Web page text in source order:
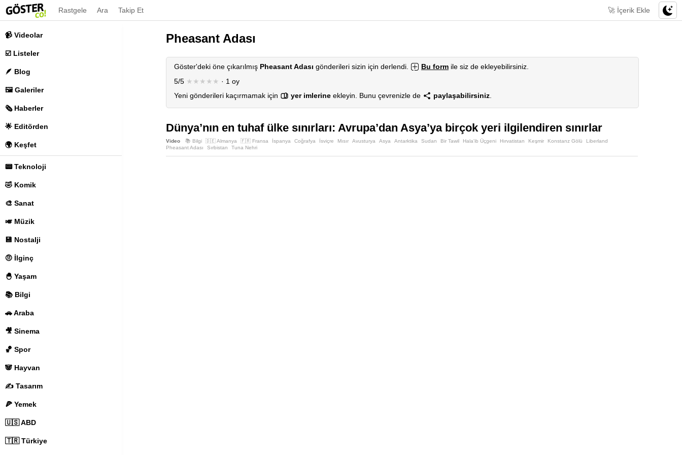
📹 Videolar
☑️ Listeler
🪶 Blog
🖼️ Galeriler
🗞️ Haberler
🌟 Editörden
🌍 Keşfet
📟 Teknoloji
🤣 Komik
🎨 Sanat
🎺 Müzik
💾 Nostalji
🤨 İlginç
🐣 Yaşam
📚 Bilgi
🚗 Araba
🎥 Sinema
🏀 Spor
🐼 Hayvan
✍️ Tasarım
🍕 Yemek
🇺🇸 ABD
🇹🇷 Türkiye
Rastgele Ara Takip Et 🚀 İçerik Ekle
Pheasant Adası
Göster'deki öne çıkarılmış Pheasant Adası gönderileri sizin için derlendi. Bu form ile siz de ekleyebilirsiniz.
5/5 ★★★★★ · 1 oy
Yeni gönderileri kaçırmamak için
yer imlerine ekleyin. Bunu çevrenizle de paylaşabilirsiniz
Dünya’nın en tuhaf ülke sınırları: Avrupa’dan Asya’ya birçok yeri ilgilendiren sınırlar
Video 📚 Bilgi 🇩🇪 Almanya 🇫🇷 Fransa İspanya Coğrafya İsviçre Mısır Avusturya Asya Antarktika Sudan Bir Tawil Hala'ib Üçgeni Hırvatistan Keşmir Konstanz Gölü
Liberland
Pheasant Adası
Sırbistan Tuna Nehri